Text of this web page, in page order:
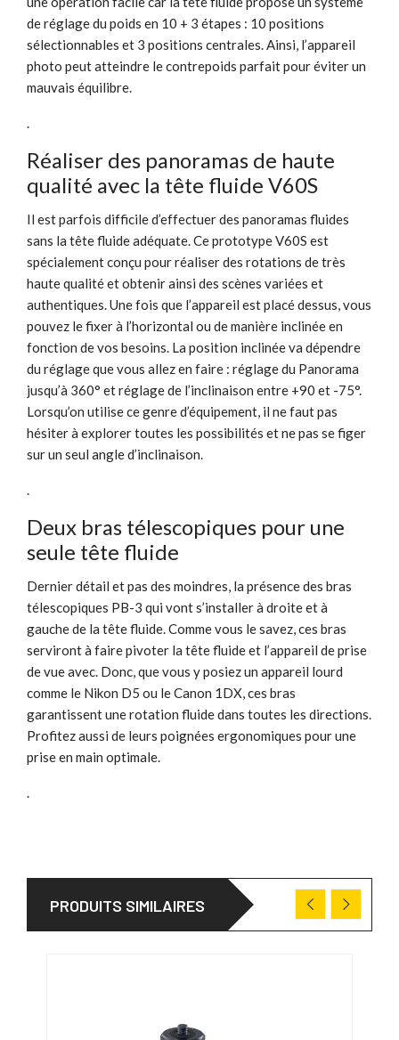
de réglage du poids en 10 + 3 étapes : 10 positions
sélectionnables et 3 positions centrales. Ainsi, l’appareil
photo peut atteindre le contrepoids parfait pour éviter un
mauvais équilibre.
Réaliser des panoramas de haute
qualité avec la tête fluide V60S
Il est parfois difficile d’effectuer des panoramas fluides
sans la tête fluide adéquate. Ce prototype V60S est
spécialement conçu pour réaliser des rotations de très
haute qualité et obtenir ainsi des scènes variées et
authentiques. Une fois que l’appareil est placé dessus, vous
pouvez le fixer à l’horizontal ou de manière inclinée en
fonction de vos besoins. La position inclinée va dépendre
du réglage que vous allez en faire : réglage du Panorama
jusqu’à 360° et réglage de l’inclinaison entre +90 et -75°.
Lorsqu’on utilise ce genre d’équipement, il ne faut pas
hésiter à explorer toutes les possibilités et ne pas se figer
sur un seul angle d’inclinaison.
Deux bras télescopiques pour une
seule tête fluide
Dernier détail et pas des moindres, la présence des bras
télescopiques PB-3 qui vont s’installer à droite et à
gauche de la tête fluide. Comme vous le savez, ces bras
serviront à faire pivoter la tête fluide et l’appareil de prise
de vue avec. Donc, que vous y posiez un appareil lourd
comme le Nikon D5 ou le Canon 1DX, ces bras
garantissent une rotation fluide dans toutes les directions.
Profitez aussi de leurs poignées ergonomiques pour une
prise en main optimale.
PRODUITS SIMILAIRES